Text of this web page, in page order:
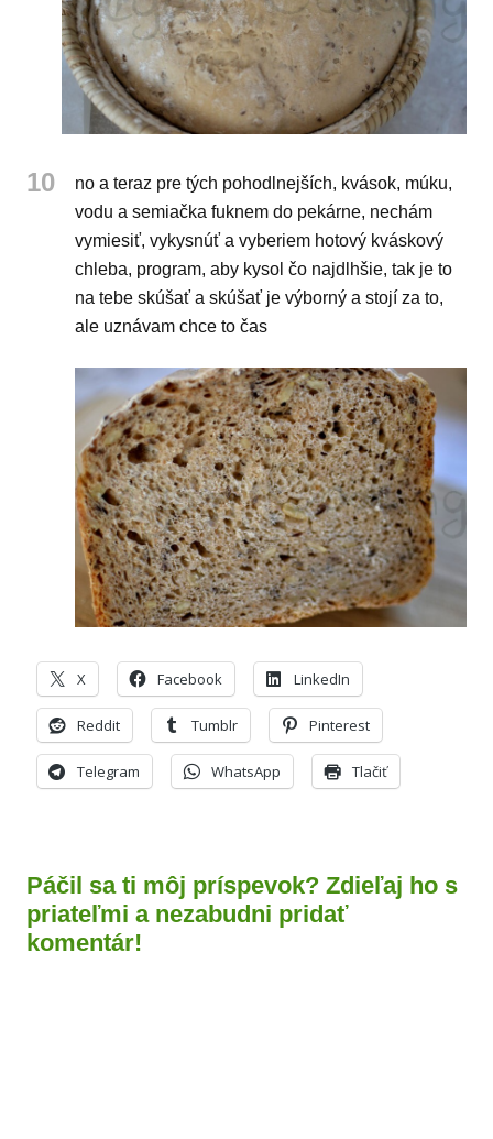
10
no a teraz pre tých pohodlnejších, kvások, múku,
vodu a semiačka fuknem do pekárne, nechám
vymiesiť, vykysnúť a vyberiem hotový kváskový
chleba, program, aby kysol čo najdlhšie, tak je to
na tebe skúšať a skúšať je výborný a stojí za to,
ale uznávam chce to čas
X Facebook LinkedIn
Reddit Tumblr Pinterest
Telegram WhatsApp Tlačiť
Páčil sa ti môj príspevok? Zdieľaj ho s
priateľmi a nezabudni pridať
komentár!